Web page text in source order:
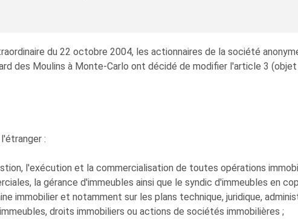
du 22 octobre 2004, les actionnaires de la société
des Moulins à Monte-Carlo ont décidé de modifier l'article 3
:
l'exécution et la commercialisation de toutes opérations
la gérance d'immeubles ainsi que le syndic d'immeubles en
immobilier et notamment sur les plans technique, juridique,
droits immobiliers ou actions de sociétés immobilières ;